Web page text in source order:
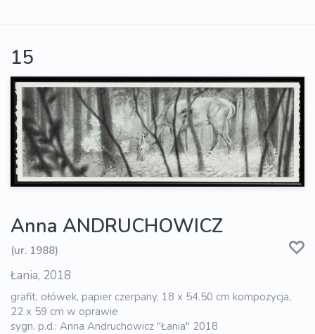
15
Anna ANDRUCHOWICZ
(ur. 1988)
Łania, 2018
grafit, ołówek, papier czerpany, 18 x 54.50 cm kompozycja,
22 x 59 cm w oprawie
sygn. p.d.: Anna Andruchowicz "Łania" 2018